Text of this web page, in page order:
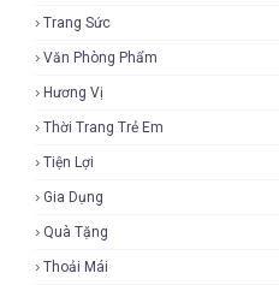
Trang Sức
Văn Phòng Phẩm
Hương Vị
Thời Trang Trẻ Em
Tiện Lợi
Gia Dụng
Quà Tặng
Thoải Mái